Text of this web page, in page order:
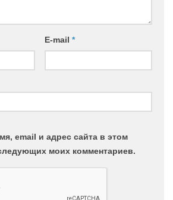
E-mail *
email и адрес сайта в этом
моих комментариев.